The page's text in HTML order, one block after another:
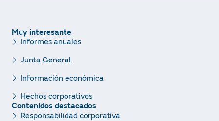
Muy interesante
Informes anuales
Junta General
Información económica
Hechos corporativos
Contenidos destacados
Responsabilidad corporativa